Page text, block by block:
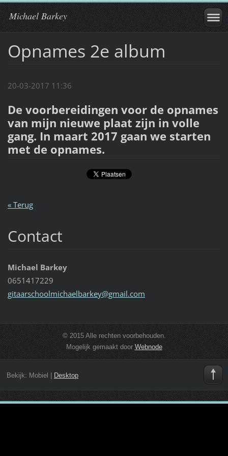
Michael Barkey
Opnames 2e album
20-03-2017 11:36
De voorbereidingen voor de opnames
van mijn nieuwe plaat zijn in volle
gang. In maart 2017 gaan we starten
met de opnames.
« Terug
Contact
Michael Barkey
0651417229
gitaarschoolmichaelbarkey@gmail.com
© 2015 Alle rechten voorbehouden.
Mogelijk gemaakt door Webnode
Bekijk: Mobiel Desktop